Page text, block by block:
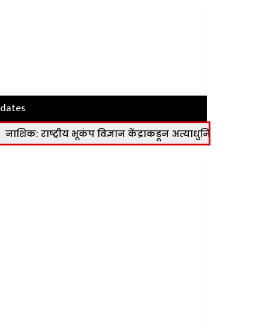
भूकंप विज्ञान केंद्राकडून अत्याधुनिक भूकंप मापन केंद्र